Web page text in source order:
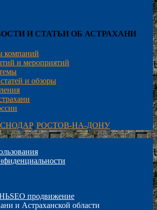
И СТАТЬИ ОБ АСТРАХАНИ
компаний
и мероприятий
и обзоры
, РОСТОВ-НА-ДОНУ
SEO продвижение
и Астраханской области